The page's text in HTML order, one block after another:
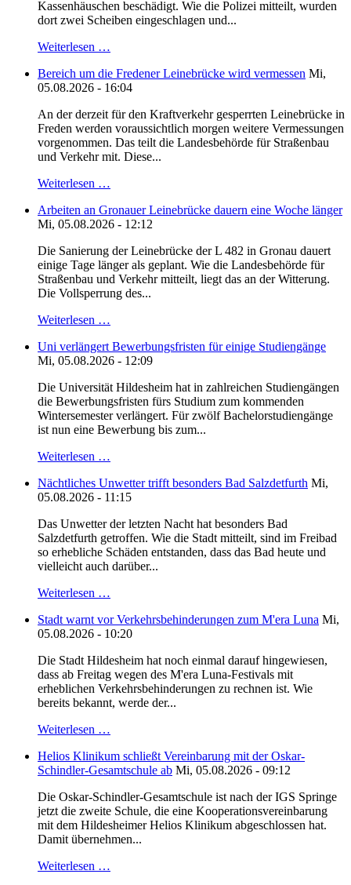
Kassenhäuschen beschädigt. Wie die Polizei mitteilt, wurden
dort zwei Scheiben eingeschlagen und...
Weiterlesen …
Bereich um die Fredener Leinebrücke wird vermessen Mi,
05.08.2026 - 16:04
An der derzeit für den Kraftverkehr gesperrten Leinebrücke in
Freden werden voraussichtlich morgen weitere Vermessungen
vorgenommen. Das teilt die Landesbehörde für Straßenbau
und Verkehr mit. Diese...
Weiterlesen …
Arbeiten an Gronauer Leinebrücke dauern eine Woche länger
Mi, 05.08.2026 - 12:12
Die Sanierung der Leinebrücke der L 482 in Gronau dauert
einige Tage länger als geplant. Wie die Landesbehörde für
Straßenbau und Verkehr mitteilt, liegt das an der Witterung.
Die Vollsperrung des...
Weiterlesen …
Uni verlängert Bewerbungsfristen für einige Studiengänge
Mi, 05.08.2026 - 12:09
Die Universität Hildesheim hat in zahlreichen Studiengängen
die Bewerbungsfristen fürs Studium zum kommenden
Wintersemester verlängert. Für zwölf Bachelorstudiengänge
ist nun eine Bewerbung bis zum...
Weiterlesen …
Nächtliches Unwetter trifft besonders Bad Salzdetfurth Mi,
05.08.2026 - 11:15
Das Unwetter der letzten Nacht hat besonders Bad
Salzdetfurth getroffen. Wie die Stadt mitteilt, sind im Freibad
so erhebliche Schäden entstanden, dass das Bad heute und
vielleicht auch darüber...
Weiterlesen …
Stadt warnt vor Verkehrsbehinderungen zum M'era Luna Mi,
05.08.2026 - 10:20
Die Stadt Hildesheim hat noch einmal darauf hingewiesen,
dass ab Freitag wegen des M'era Luna-Festivals mit
erheblichen Verkehrsbehinderungen zu rechnen ist. Wie
bereits bekannt, werde der...
Weiterlesen …
Helios Klinikum schließt Vereinbarung mit der Oskar-
Schindler-Gesamtschule ab Mi, 05.08.2026 - 09:12
Die Oskar-Schindler-Gesamtschule ist nach der IGS Springe
jetzt die zweite Schule, die eine Kooperationsvereinbarung
mit dem Hildesheimer Helios Klinikum abgeschlossen hat.
Damit übernehmen...
Weiterlesen …